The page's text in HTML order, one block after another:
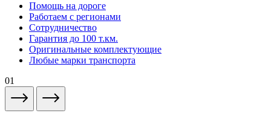
Помощь на дороге
Работаем с регионами
Сотрудничество
Гарантия до 100 т.км.
Оригинальные комплектующие
Любые марки транспорта
01